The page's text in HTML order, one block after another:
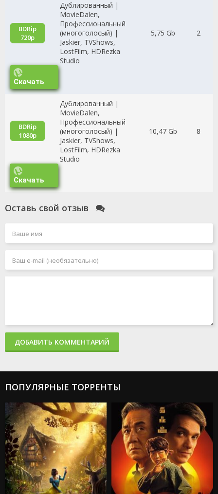
BDRip
720p
Дублированный |
MovieDalen,
Профессиональный
(многоголосый) |
Jaskier, TVShows,
LostFilm, HDRezka
Studio
5,75 Gb 2
Скачать
BDRip
1080p
Дублированный |
MovieDalen,
Профессиональный
(многоголосый) |
Jaskier, TVShows,
LostFilm, HDRezka
Studio
10,47 Gb 8
Скачать
Оставь свой отзыв
ДОБАВИТЬ КОММЕНТАРИЙ
ПОПУЛЯРНЫЕ ТОРРЕНТЫ